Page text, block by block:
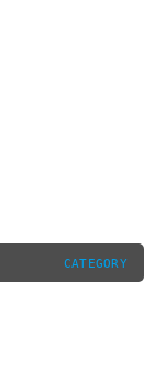
CATEGORY